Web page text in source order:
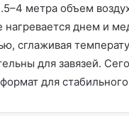
метра объем
днем и
сглаживая
для завязей.
для